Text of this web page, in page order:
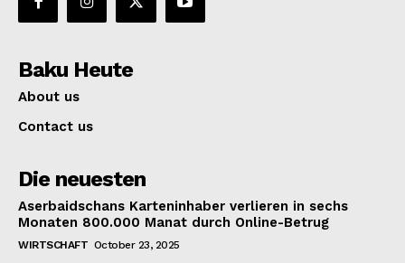
Baku Heute
About us
Contact us
Die neuesten
Aserbaidschans Karteninhaber verlieren in sechs
Monaten 800.000 Manat durch Online-Betrug
WIRTSCHAFT October 23, 2025